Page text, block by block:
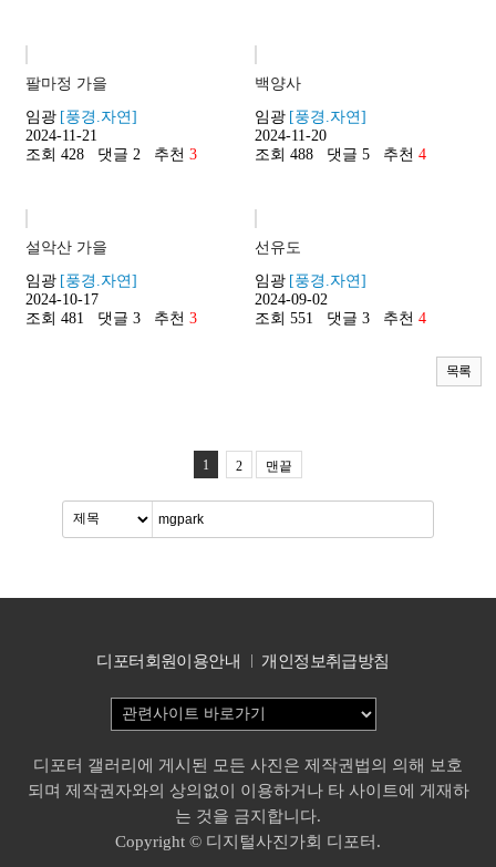
팔마정 가을
임광 [풍경.자연]
2024-11-21
조회 428
댓글 2 추천3
백양사
임광 [풍경.자연]
2024-11-20
조회 488
댓글 5 추천4
설악산 가을
임광 [풍경.자연]
2024-10-17
조회 481
댓글 3 추천3
선유도
임광 [풍경.자연]
2024-09-02
조회 551
댓글 3 추천4
목록
1 2 맨끝
디포터회원이용안내 개인정보취급방침
디포터 갤러리에 게시된 모든 사진은 제작권법의 의해 보호
되며 제작권자와의 상의없이 이용하거나 타 사이트에 게재하
는 것을 금지합니다.
Copyright © 디지털사진가회 디포터.